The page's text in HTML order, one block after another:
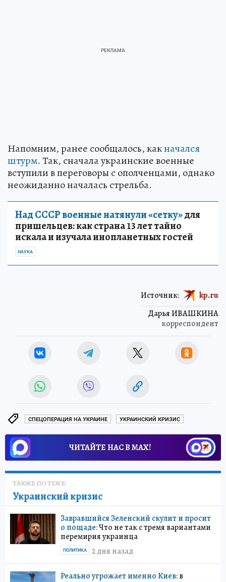
Напомним, ранее сообщалось, какначался
штурм. Так, сначала украинские военные
вступили в переговоры с ополченцами, однако
неожиданно началась стрельба.
Над СССР военные натянули «сетку»для
пришельцев: как страна 13 лет тайно
искала и изучала инопланетных гостей
НАУКА
Дарья ИВАШКИНА
корреспондент
Источник: kp.ru
СПЕЦОПЕРАЦИЯ НА УКРАИНЕ УКРАИНСКИЙ КРИЗИС
ЧИТАЙТЕ НАС В МАХ!
ТАКЖЕ ПО ТЕМЕ:
Украинский кризис
Завравшийся Зеленский скулит и просит
о пощаде:Что не так с тремя вариантами
перемирия украинца
2 дня назад
ПОЛИТИКА
Реально угрожает именно Киев:в